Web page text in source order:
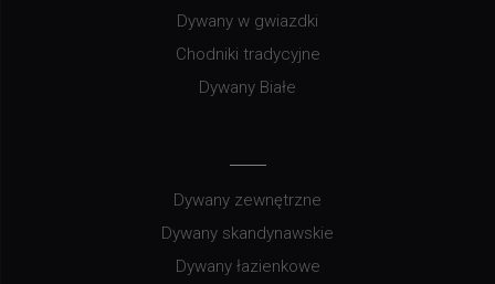
Dywany w gwiazdki
Chodniki tradycyjne
Dywany Białe
Dywany zewnętrzne
Dywany skandynawskie
Dywany łazienkowe